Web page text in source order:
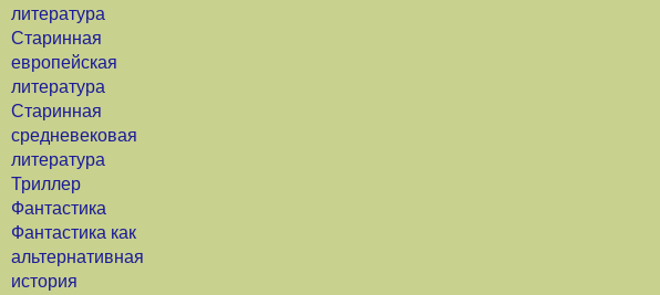
литература
Старинная
европейская
литература
Старинная
средневековая
литература
Триллер
Фантастика
Фантастика как
альтернативная
история